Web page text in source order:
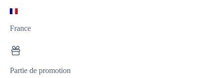
France
Partie de promotion